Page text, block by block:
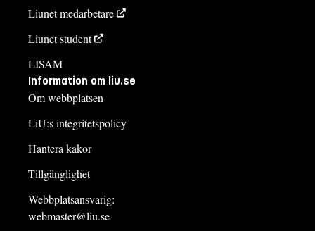
Liunet medarbetare
Liunet student
LISAM
Information om liu.se
Om webbplatsen
LiU:s integritetspolicy
Hantera kakor
Tillgänglighet
Webbplatsansvarig:
webmaster@liu.se